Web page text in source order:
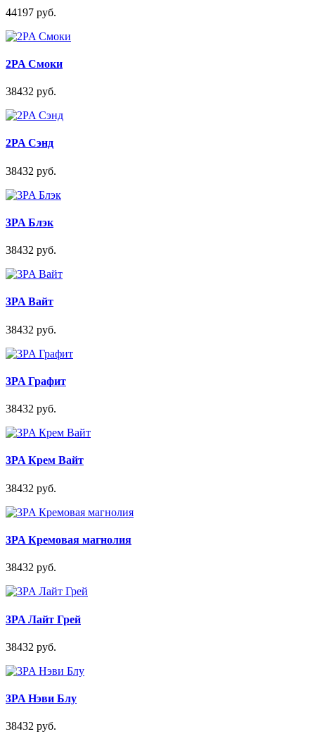
44197 руб.
2PA Смоки
38432 руб.
2PA Сэнд
38432 руб.
3PA Блэк
38432 руб.
3PA Вайт
38432 руб.
3PA Графит
38432 руб.
3PA Крем Вайт
38432 руб.
3PA Кремовая магнолия
38432 руб.
3PA Лайт Грей
38432 руб.
3PA Нэви Блу
38432 руб.